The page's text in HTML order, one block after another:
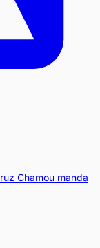
Chamou manda